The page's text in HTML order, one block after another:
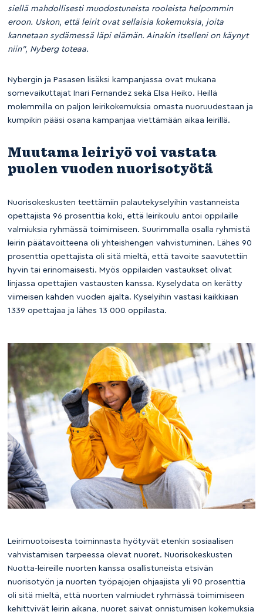
siellä mahdollisesti muodostuneista rooleista helpommin
eroon. Uskon, että leirit ovat sellaisia kokemuksia, joita
kannetaan sydämessä läpi elämän. Ainakin itselleni on käynyt
niin”, Nyberg toteaa.
Nybergin ja Pasasen lisäksi kampanjassa ovat mukana
somevaikuttajat Inari Fernandez sekä Elsa Heiko. Heillä
molemmilla on paljon leirikokemuksia omasta nuoruudestaan ja
kumpikin pääsi osana kampanjaa viettämään aikaa leirillä.
Muutama leiriyö voi vastata
puolen vuoden nuorisotyötä
Nuorisokeskusten teettämiin palautekyselyihin vastanneista
opettajista 96 prosenttia koki, että leirikoulu antoi oppilaille
valmiuksia ryhmässä toimimiseen. Suurimmalla osalla ryhmistä
leirin päätavoitteena oli yhteishengen vahvistuminen. Lähes 90
prosenttia opettajista oli sitä mieltä, että tavoite saavutettiin
hyvin tai erinomaisesti. Myös oppilaiden vastaukset olivat
linjassa opettajien vastausten kanssa. Kyselydata on kerätty
viimeisen kahden vuoden ajalta. Kyselyihin vastasi kaikkiaan
1339 opettajaa ja lähes 13 000 oppilasta.
Leirimuotoisesta toiminnasta hyötyvät etenkin sosiaalisen
vahvistamisen tarpeessa olevat nuoret. Nuorisokeskusten
Nuotta-leireille nuorten kanssa osallistuneista etsivän
nuorisotyön ja nuorten työpajojen ohjaajista yli 90 prosenttia
oli sitä mieltä, että nuorten valmiudet ryhmässä toimimiseen
kehittyivät leirin aikana, nuoret saivat onnistumisen kokemuksia